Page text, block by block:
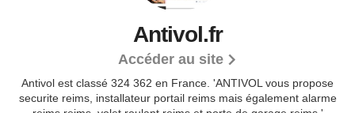
Antivol.fr
Accéder au site
Antivol est classé 324 362 en France. 'ANTIVOL vous propose
securite reims, installateur portail reims mais également alarme